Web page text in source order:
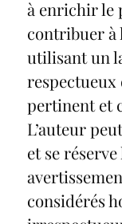
à enrichir le
contribuer à
utilisant un
respectueux
pertinent et
L’auteur
et se
considérés